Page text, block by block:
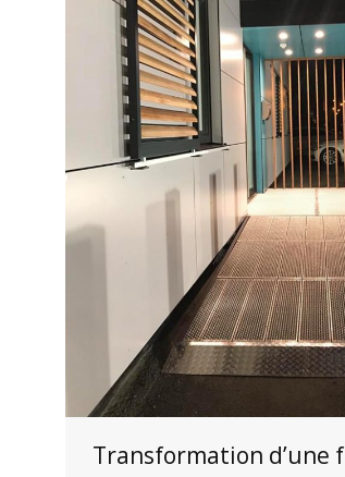
Transformation d’une